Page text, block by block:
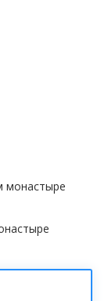
монастыре